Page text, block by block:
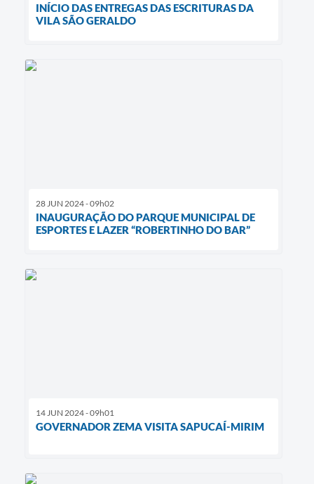
INÍCIO DAS ENTREGAS DAS ESCRITURAS DA
VILA SÃO GERALDO
28 JUN 2024 - 09h02
INAUGURAÇÃO DO PARQUE MUNICIPAL DE
ESPORTES E LAZER “ROBERTINHO DO BAR”
14 JUN 2024 - 09h01
GOVERNADOR ZEMA VISITA SAPUCAÍ-MIRIM